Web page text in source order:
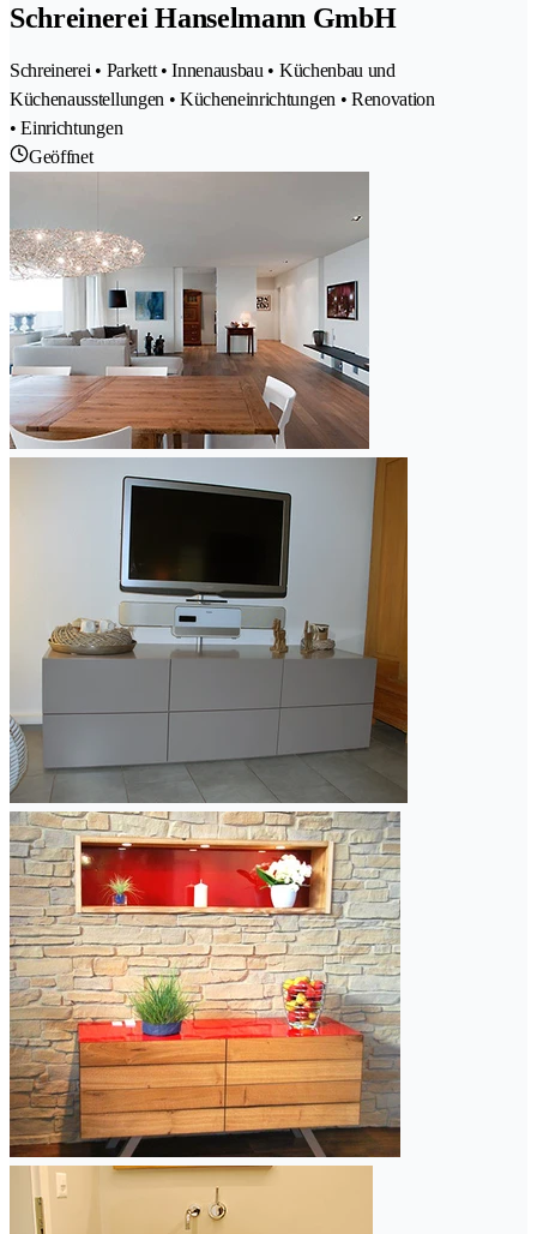
Schreinerei Hanselmann GmbH
Schreinerei • Parkett • Innenausbau • Küchenbau und
Küchenausstellungen • Kücheneinrichtungen • Renovation
• Einrichtungen
Geöffnet